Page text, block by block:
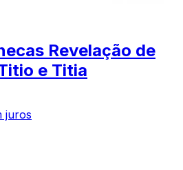
Revelação de
e Titia
juros